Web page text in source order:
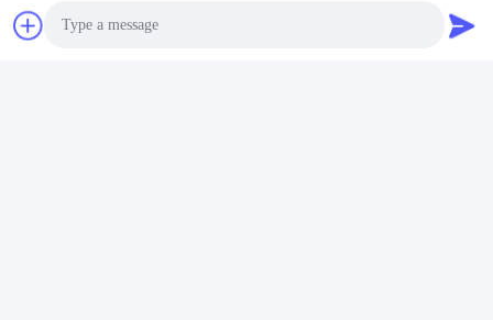
Η Συνδέοντας Ράβδος Diesel Συνδέει